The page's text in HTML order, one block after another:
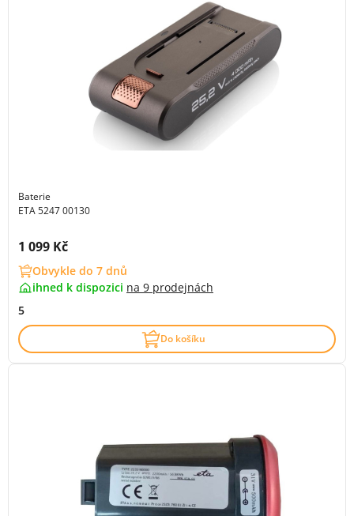
Baterie
ETA 5247 00130
Cena s DPH:
1 099 Kč
Obvykle do 7 dnů
ihned k dispozici na 9 prodejnách
5
Do košíku